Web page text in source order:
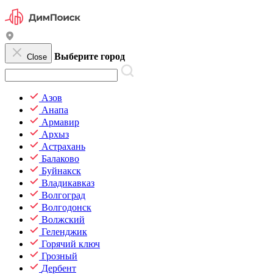
Close Выберите город
Азов
Анапа
Армавир
Архыз
Астрахань
Балаково
Буйнакск
Владикавказ
Волгоград
Волгодонск
Волжский
Геленджик
Горячий ключ
Грозный
Дербент